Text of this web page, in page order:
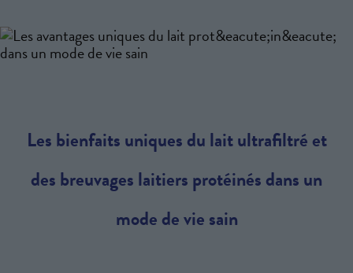
Les bienfaits uniques du lait ultrafiltré et
des breuvages laitiers protéinés dans un
mode de vie sain